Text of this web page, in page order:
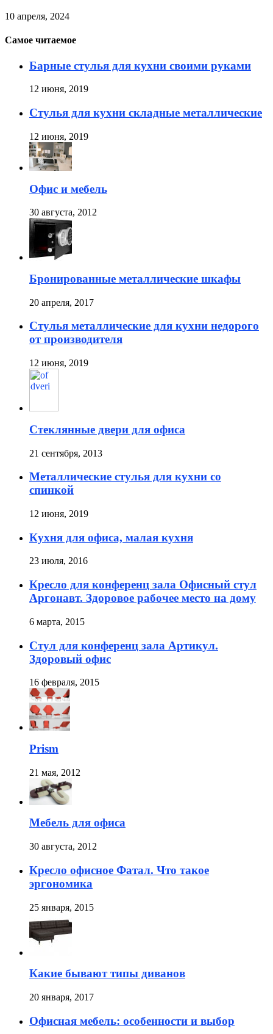
10 апреля, 2024
Самое читаемое
Барные стулья для кухни своими руками
12 июня, 2019
Стулья для кухни складные металлические
12 июня, 2019
Офис и мебель
30 августа, 2012
Бронированные металлические шкафы
20 апреля, 2017
Стулья металлические для кухни недорого
от производителя
12 июня, 2019
Стеклянные двери для офиса
21 сентября, 2013
Металлические стулья для кухни со
спинкой
12 июня, 2019
Кухня для офиса, малая кухня
23 июля, 2016
Кресло для конференц зала Офисный стул
Аргонавт. Здоровое рабочее место на дому
6 марта, 2015
Стул для конференц зала Артикул.
Здоровый офис
16 февраля, 2015
Prism
21 мая, 2012
Мебель для офиса
30 августа, 2012
Кресло офисное Фатал. Что такое
эргономика
25 января, 2015
Какие бывают типы диванов
20 января, 2017
Офисная мебель: особенности и выбор